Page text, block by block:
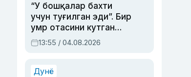
“У бошқалар бахти
учун туғилган эди”. Бир
умр отасини кутган
актриса ва дубльяж
устаси Римма
синовларга тўла ҳаёти
13:55 / 04.08.2026
Дунё